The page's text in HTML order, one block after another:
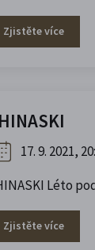
Zjistěte více
17. 9. 2021,
Léto
Zjistěte více